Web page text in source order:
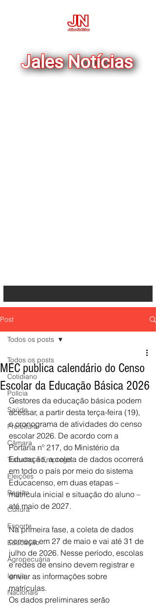
Post
Todos os posts
Cotidiano
Polícia
Saúde
Prefeitura
Câmara
Trabalho e Emprego
Eleições
Região
Cultura
Esporte
Educação
Agropecuária
Igreja
Nacionais
Todos os posts
MEC publica calendário do Censo
Escolar da Educação Básica 2026
Gestores da educação básica podem
acessar, a partir desta terça-feira (19),
o cronograma de atividades do censo
escolar 2026. De acordo com a
Portaria nº 217, do Ministério da
Educação, a coleta de dados ocorrerá
em todo o país por meio do sistema
Educacenso, em duas etapas –
matrícula inicial e situação do aluno –
até maio de 2027.
Na primeira fase, a coleta de dados
começa em 27 de maio e vai até 31 de
julho de 2026. Nesse período, escolas
e redes de ensino devem registrar e
enviar as informações sobre
matrículas.
Os dados preliminares serão